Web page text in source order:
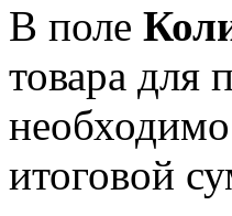
В поле
товара для
итоговой